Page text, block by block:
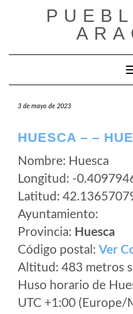
3 de mayo de 2023
HUESCA – –
Nombre: Huesca
Longitud: -
Latitud:
Ayuntamiento:
Provincia: Huesca
Código postal: Ver
Altitud: 483 metros
Huso horario de
UTC +1:00 (Europe/